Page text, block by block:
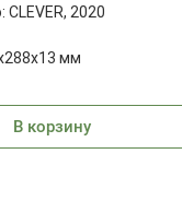
CLEVER, 2020
мм
В корзину